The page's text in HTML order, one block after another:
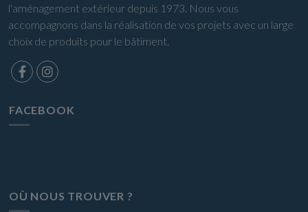
l'aménagement extérieur depuis 1973. Nous vous
accompagnons dans la réalisation de vos projets avec un large
choix de produits pour le bâtiment.
FACEBOOK
OÙ NOUS TROUVER ?